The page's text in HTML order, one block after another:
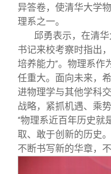
异答卷，使清华大学
理系之一。
邱勇表示，在清
书记来校考察时指出
培养能力”。物理系作
任重大。面向未来，
进物理学与其他学科
战略，紧抓机遇、乘
“物理系近百年历史就
取、敢于创新的历史
不断书写新的华章，